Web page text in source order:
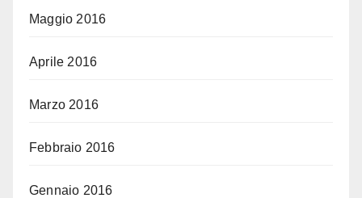
Maggio 2016
Aprile 2016
Marzo 2016
Febbraio 2016
Gennaio 2016